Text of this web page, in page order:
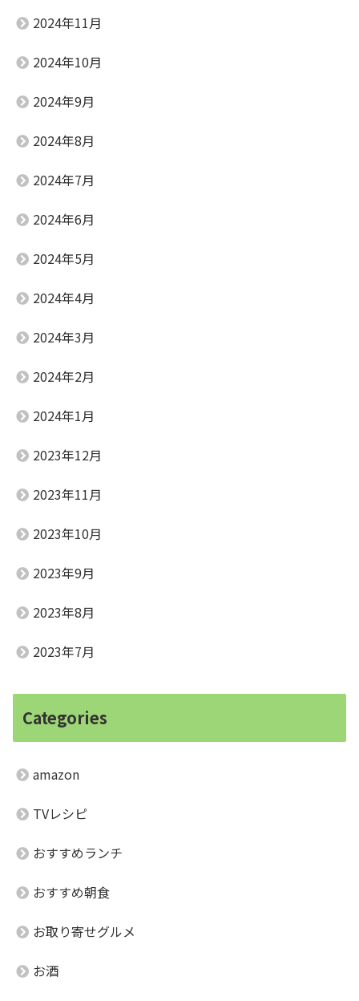
2024年11月
2024年10月
2024年9月
2024年8月
2024年7月
2024年6月
2024年5月
2024年4月
2024年3月
2024年2月
2024年1月
2023年12月
2023年11月
2023年10月
2023年9月
2023年8月
2023年7月
Categories
amazon
TVレシピ
おすすめランチ
おすすめ朝食
お取り寄せグルメ
お酒